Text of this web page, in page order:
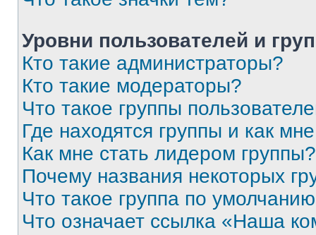
Уровни пользователей и
Кто такие администраторы?
Кто такие модераторы?
Что такое группы
Где находятся группы и как
Как мне стать лидером группы?
Почему названия некоторых
Что такое группа по
Что означает ссылка «Наша